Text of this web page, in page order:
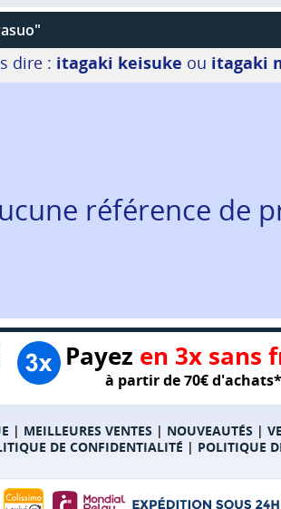
dire : itagaki keisuke ou itagaki
référence de
Payez en 3x sans
à partir de 70€ d'achats*
| MEILLEURES VENTES | NOUVEAUTÉS |
DE CONFIDENTIALITÉ | POLITIQUE